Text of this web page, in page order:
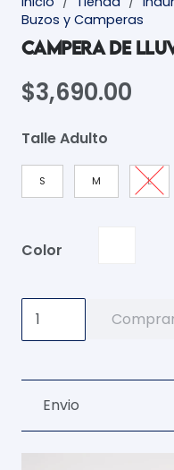
Buzos y Camperas
CAMPERA DE
$3,690.00
Talle Adulto
S M L
Color
Campera
Drift
Blanco
cantidad
Envio